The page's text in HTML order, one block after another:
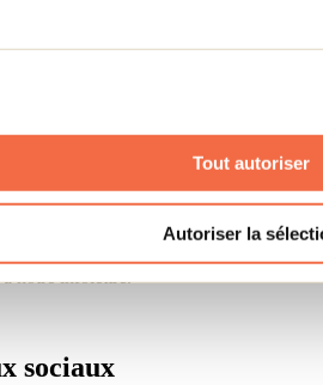
Tout autoriser
Autoriser la
Lanaudière
et connaître en primeur les
les offres exclusives dans Lanaudière,
notre infolettre.
sociaux